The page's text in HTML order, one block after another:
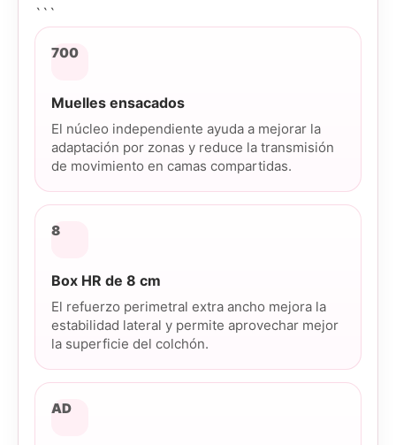
```
700
Muelles ensacados
El núcleo independiente ayuda a mejorar la
adaptación por zonas y reduce la transmisión
de movimiento en camas compartidas.
8
Box HR de 8 cm
El refuerzo perimetral extra ancho mejora la
estabilidad lateral y permite aprovechar mejor
la superficie del colchón.
AD